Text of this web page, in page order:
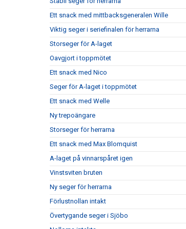
Ett snack med mittbacksgeneralen Wille
Viktig seger i seriefinalen för herrarna
Storseger för A-laget
Oavgjort i toppmötet
Ett snack med Nico
Seger för A-laget i toppmötet
Ett snack med Welle
Ny trepoängare
Storseger för herrarna
Ett snack med Max Blomquist
A-laget på vinnarspåret igen
Vinstsviten bruten
Ny seger för herrarna
Förlustnollan intakt
Övertygande seger i Sjöbo